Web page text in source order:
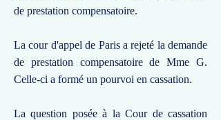
de prestation compensatoire.
La cour d'appel de Paris a rejeté la demande
de prestation compensatoire de Mme G.
Celle-ci a formé un pourvoi en cassation.
La question posée à la Cour de cassation